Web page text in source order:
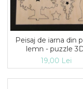
Peisaj de iarna din
lemn - puzzle
19,00 Lei